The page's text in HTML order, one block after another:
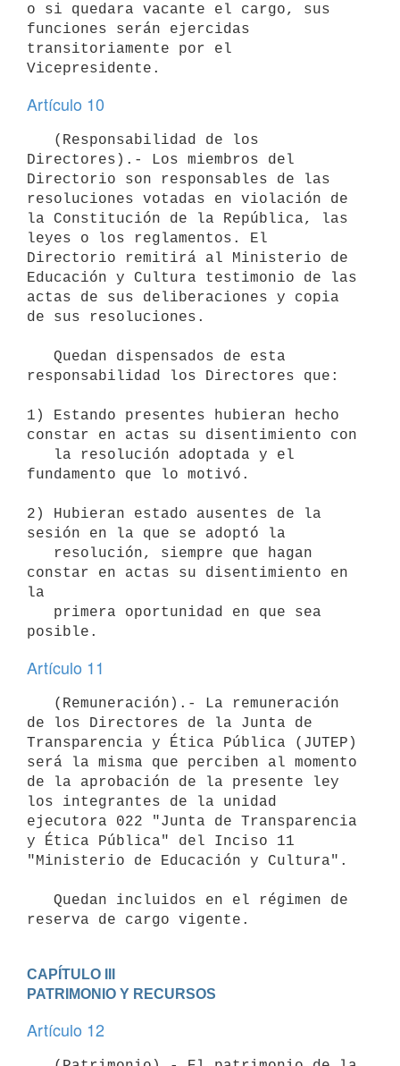
o si quedara vacante el cargo, sus
funciones serán ejercidas
transitoriamente por el
Artículo 10
Directores).- Los miembros del
Directorio son responsables de las
resoluciones votadas en violación de
la Constitución de la República, las
leyes o los reglamentos. El
Directorio remitirá al Ministerio de
Educación y Cultura testimonio de las
actas de sus deliberaciones y copia
de sus resoluciones.
responsabilidad los Directores que:
1) Estando presentes hubieran hecho
constar en actas su disentimiento con
fundamento que lo motivó.
2) Hubieran estado ausentes de la
sesión en la que se adoptó la
constar en actas su disentimiento en
la
Artículo 11
de los Directores de la Junta de
Transparencia y Ética Pública (JUTEP)
será la misma que perciben al momento
de la aprobación de la presente ley
los integrantes de la unidad
ejecutora 022 "Junta de Transparencia
y Ética Pública" del Inciso 11
"Ministerio de Educación y Cultura".
reserva de cargo vigente.
CAPÍTULO III
PATRIMONIO Y RECURSOS
Artículo 12